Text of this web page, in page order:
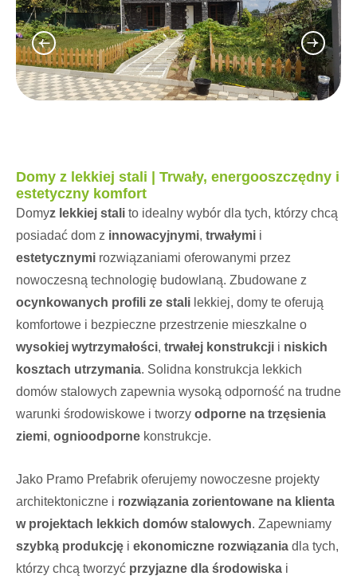
Domy z lekkiej stali | Trwały, energooszczędny i
estetyczny komfort
Domyz lekkiej stali to idealny wybór dla tych, którzy chcą
posiadać dom z innowacyjnymi, trwałymi i
estetycznymi rozwiązaniami oferowanymi przez
nowoczesną technologię budowlaną. Zbudowane z
ocynkowanych profili ze stali lekkiej, domy te oferują
komfortowe i bezpieczne przestrzenie mieszkalne o
wysokiej wytrzymałości, trwałej konstrukcji i niskich
kosztach utrzymania. Solidna konstrukcja lekkich
domów stalowych zapewnia wysoką odporność na trudne
warunki środowiskowe i tworzy odporne na trzęsienia
ziemi, ognioodporne konstrukcje.
Jako Pramo Prefabrik oferujemy nowoczesne projekty
architektoniczne i rozwiązania zorientowane na klienta
w projektach lekkich domów stalowych. Zapewniamy
szybką produkcję i ekonomiczne rozwiązania dla tych,
którzy chcą tworzyć przyjazne dla środowiska i